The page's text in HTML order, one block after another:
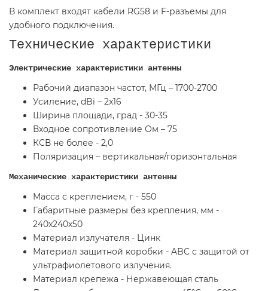
В комплект входят кабели RG58 и F-разъемы для
удобного подключения.
Технические характеристики
Электрические характеристики антенны
Рабочий диапазон частот, МГц – 1700-2700
Усиление, dBi – 2x16
Ширина площади, град - 30-35
Входное сопротивление Ом – 75
КСВ не более - 2,0
Поляризация – вертикальная/горизонтальная
Механические характеристики антенны
Масса с креплением, г - 550
Габаритные размеры без крепления, мм -
240x240x50
Материал излучателя - Цинк
Материал защитной коробки - ABC с защитой от
ультрафиолетового излучения.
Материал крепежа - Нержавеющая сталь